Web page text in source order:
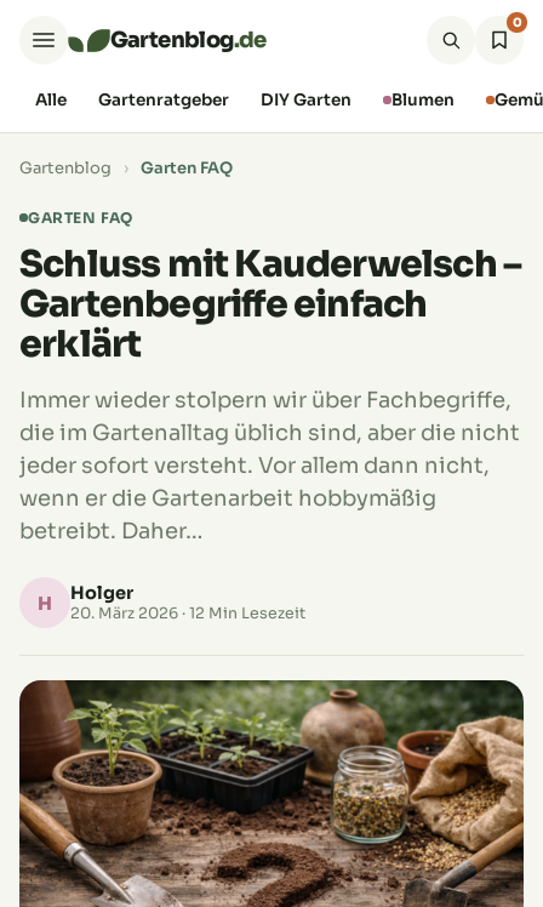
Gartenblog.de
0
Alle Gartenratgeber DIY Garten Blumen
Gartenblog › Garten FAQ
GARTEN FAQ
Schluss mit Kauderwelsch –
Gartenbegriffe einfach
erklärt
Immer wieder stolpern wir über Fachbegriffe,
die im Gartenalltag üblich sind, aber die nicht
jeder sofort versteht. Vor allem dann nicht,
wenn er die Gartenarbeit hobbymäßig
betreibt. Daher…
H Holger
20. März 2026 · 12 Min Lesezeit